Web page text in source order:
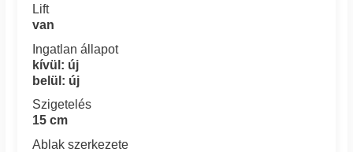
Lift
van
Ingatlan állapot
kívül: új
belül: új
Szigetelés
15 cm
Ablak szerkezete